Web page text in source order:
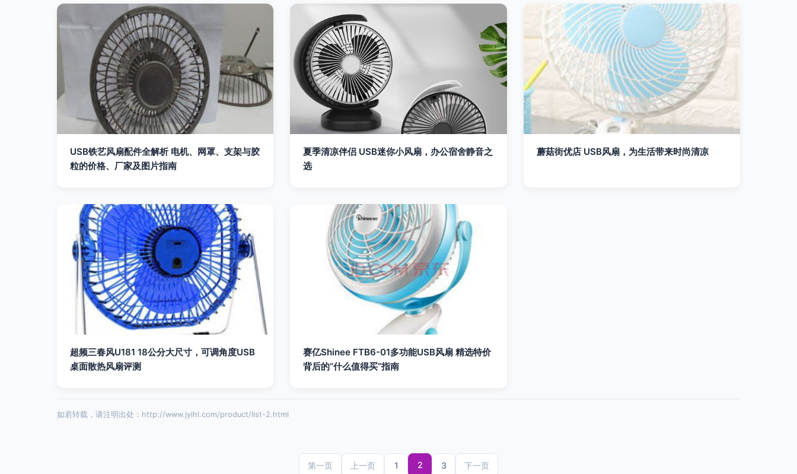
USB铁艺风扇配件全解析 电机、网罩、支架与胶
粒的价格、厂家及图片指南
夏季清凉伴侣 USB迷你小风扇，办公宿舍静音之
选
蘑菇街优店 USB风扇，为生活带来时尚清凉
超频三春风U181 18公分大尺寸，可调角度USB
桌面散热风扇评测
赛亿Shinee FTB6-01多功能USB风扇 精选特价
背后的“什么值得买”指南
如若转载，请注明出处：http://www.jyihl.com/product/list-2.html
第一页 上一页 1 2 3 下一页